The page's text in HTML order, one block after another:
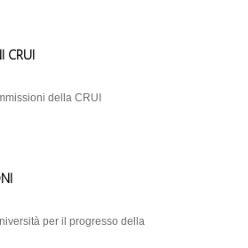
CRUI
della CRUI
per il progresso della